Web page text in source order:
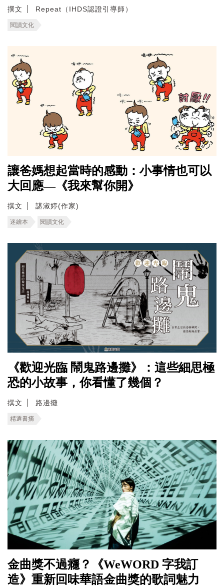
撰文 Repeat（IHDS認證引導師）
閱讀文化
讓爸媽想起當時的感動：小事情也可以
大回應—《我來幫你開》
撰文 諶淑婷(作家)
迷繪本 閱讀文化
《歡迎光臨 鬧鬼路邊攤》：這些細思極
恐的小故事，你看懂了幾個？
撰文 路邊攤
精選書摘
金曲獎不過癮？《WeWORD 字我訂
造》重新回味華語金曲獎的歌詞魅力